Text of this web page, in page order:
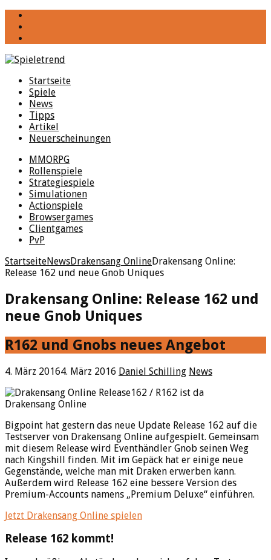
Startseite
Spiele
News
Tipps
Artikel
Neuerscheinungen
MMORPG
Rollenspiele
Strategiespiele
Simulationen
Actionspiele
Browsergames
Clientgames
PvP
StartseiteNewsDrakensang OnlineDrakensang Online:
Release 162 und neue Gnob Uniques
Drakensang Online: Release 162 und
neue Gnob Uniques
R162 und Gnobs neues Angebot
4. März 20164. März 2016 Daniel Schilling News
Drakensang Online
Bigpoint hat gestern das neue Update Release 162 auf die
Testserver von Drakensang Online aufgespielt. Gemeinsam
mit diesem Release wird Eventhändler Gnob seinen Weg
nach Kingshill finden. Mit im Gepäck hat er einige neue
Gegenstände, welche man mit Draken erwerben kann.
Außerdem wird Release 162 eine bessere Version des
Premium-Accounts namens „Premium Deluxe“ einführen.
Jetzt Drakensang Online spielen
Release 162 kommt!